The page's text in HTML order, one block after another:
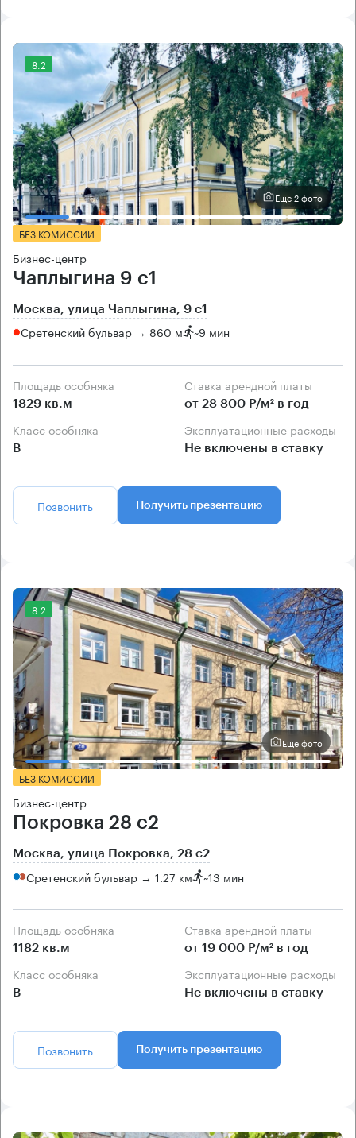
8.2
Еще 2 фото
БЕЗ КОМИССИИ
Бизнес-центр
Чаплыгина 9 с1
Москва, улица Чаплыгина, 9 с1
Сретенский бульвар → 860 м ~9 мин
Площадь особняка
1829 кв.м
Ставка арендной платы
от 28 800 Р/м² в год
Класс особняка
B
Эксплуатационные расходы
Не включены в ставку
Позвонить Получить презентацию
8.2
Еще фото
БЕЗ КОМИССИИ
Бизнес-центр
Покровка 28 с2
Москва, улица Покровка, 28 с2
Сретенский бульвар → 1.27 км ~13 мин
Площадь особняка
1182 кв.м
Ставка арендной платы
от 19 000 Р/м² в год
Класс особняка
B
Эксплуатационные расходы
Не включены в ставку
Позвонить Получить презентацию